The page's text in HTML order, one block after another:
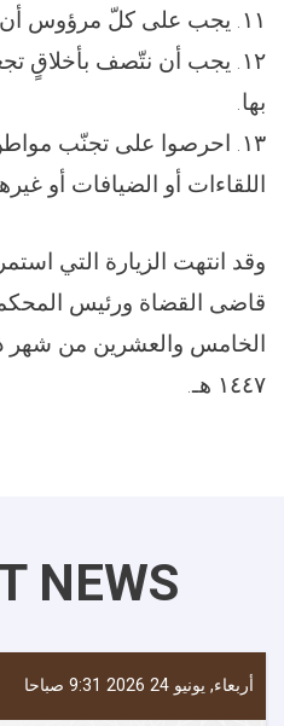
١١. يجب على كلّ مرؤوس أن يطيع مسؤولَه الأعلى.
١٢. يجب أن نتّصف بأخلاقٍ
بها.
١٣. احرصوا على تجنّب
اللقاءات أو الضيافات أو
وقد انتهت الزيارة التي
قاضی القضاة ورئيس
الخامس والعشرين من شهر
١٤٤٧ هـ.
NEWS
أربعاء, يونيو 24 2026 9:31 صباحا